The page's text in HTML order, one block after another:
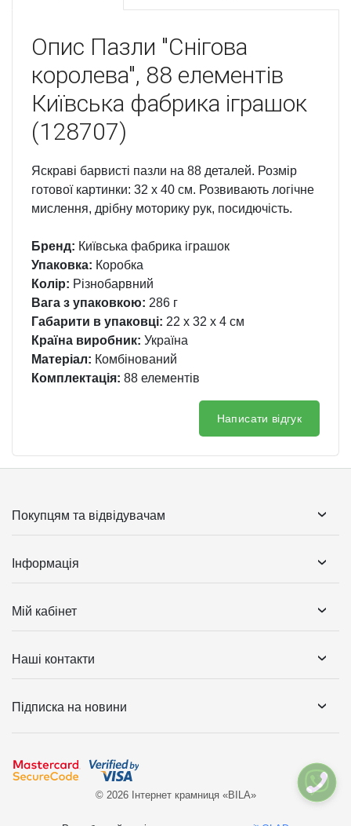
Опис Пазли "Снігова
королева", 88 елементів
Київська фабрика іграшок
(128707)
Яскраві барвисті пазли на 88 деталей. Розмір
готової картинки: 32 х 40 см. Розвивають логічне
мислення, дрібну моторику рук, посидючість.
Бренд: Київська фабрика іграшок
Упаковка: Коробка
Колір: Різнобарвний
Вага з упаковкою: 286 г
Габарити в упаковці: 22 x 32 x 4 см
Країна виробник: Україна
Матеріал: Комбінований
Комплектація: 88 елементів
Написати відгук
Покупцям та відвідувачам
Інформація
Мій кабінет
Наші контакти
Підписка на новини
© 2026 Інтернет крамниця «BILA»